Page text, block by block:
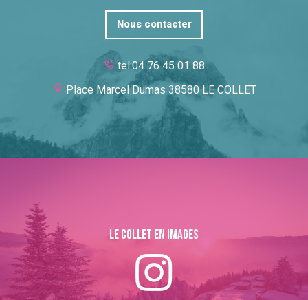
Nous contacter
tel:04 76 45 01 88
Place Marcel Dumas 38580 LE COLLET
Le collet en images